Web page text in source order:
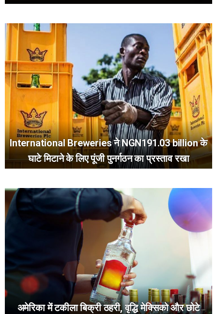
International Breweries ने NGN191.03 billion के
घाटे मिटाने के लिए पूंजी पुनर्गठन का प्रस्ताव रखा
अमेरिका में टकीला बिक्री ठहरी, वृद्धि मेक्सिको और छोटे